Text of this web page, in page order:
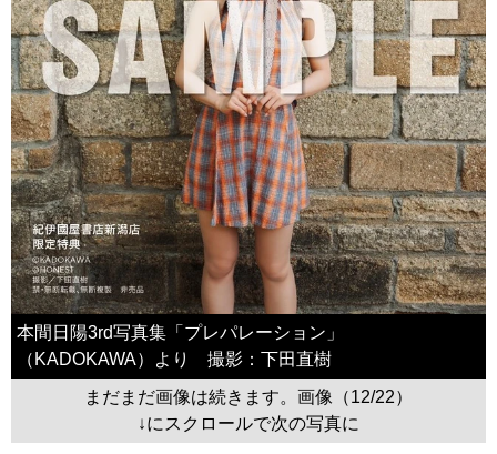
本間日陽3rd写真集「プレパレーション」
（KADOKAWA）より 撮影：下田直樹
まだまだ画像は続きます。画像（12/22）
↓にスクロールで次の写真に